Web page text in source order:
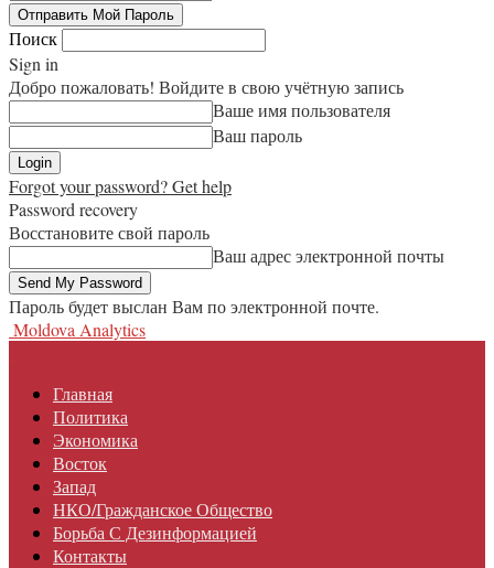
Поиск
Sign in
Добро пожаловать! Войдите в свою учётную запись
Ваше имя пользователя
Ваш пароль
Forgot your password? Get help
Password recovery
Восстановите свой пароль
Ваш адрес электронной почты
Пароль будет выслан Вам по электронной почте.
Moldova Analytics
Главная
Политика
Экономика
Восток
Запад
НКО/гражданское Общество
Борьба С Дезинформацией
Контакты